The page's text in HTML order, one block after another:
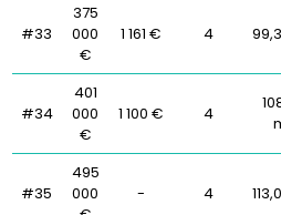
#33
375
000
€
1 161 € 4
#34
401
000
€
1 100 € 4
#35
495
000
- 4